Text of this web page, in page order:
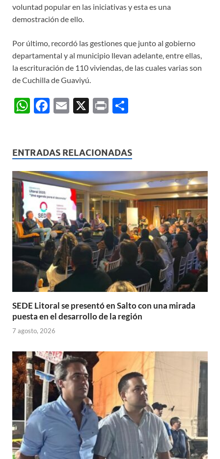
voluntad popular en las iniciativas y esta es una
demostración de ello.
Por último, recordó las gestiones que junto al gobierno
departamental y al municipio llevan adelante, entre ellas,
la escrituración de 110 viviendas, de las cuales varias son
de Cuchilla de Guaviyú.
W
s
A
p
p
F
b
o
o
k
E
X
P
p
ar
ti
r
ENTRADAS RELACIONADAS
SEDE Litoral se presentó en Salto con una mirada
puesta en el desarrollo de la región
7 agosto, 2026